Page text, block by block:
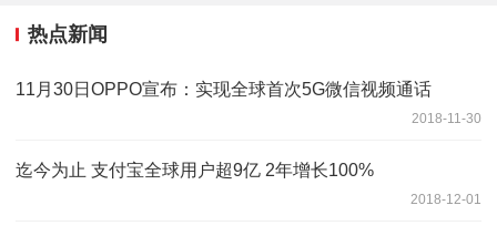
热点新闻
11月30日OPPO宣布：实现全球首次5G微信视频通话
2018-11-30
迄今为止 支付宝全球用户超9亿 2年增长100%
2018-12-01